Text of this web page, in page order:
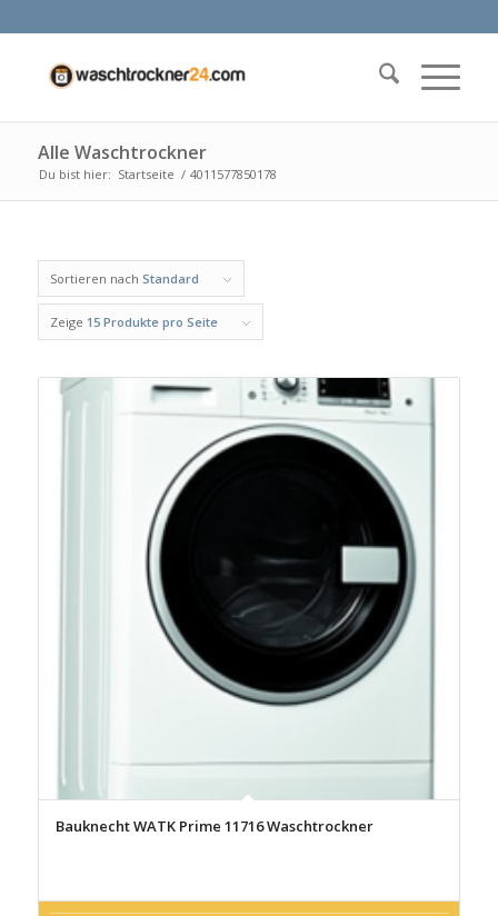
Alle Waschtrockner
Du bist hier: Startseite / 4011577850178
Sortieren nach Standard
Zeige 15 Produkte pro Seite
Bauknecht WATK Prime 11716 Waschtrockner